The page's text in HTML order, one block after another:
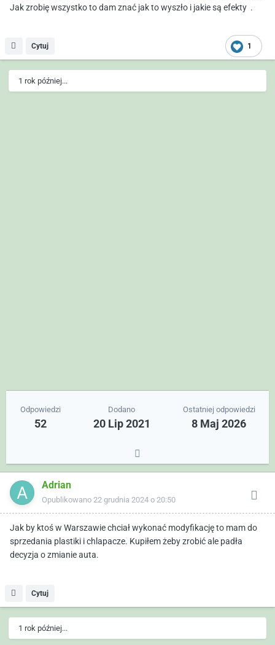
Jak zrobię wszystko to dam znać jak to wyszło i jakie są efekty .
1
Cytuj
1 rok później...
Odpowiedzi
52
Dodano
20 Lip 2021
Ostatniej odpowiedzi
8 Maj 2026
Adrian
Opublikowano 22 grudnia 2024 o 20:50
Jak by ktoś w Warszawie chciał wykonać modyfikację to mam do
sprzedania plastiki i chlapacze. Kupiłem żeby zrobić ale padła
decyzja o zmianie auta.
Cytuj
1 rok później...